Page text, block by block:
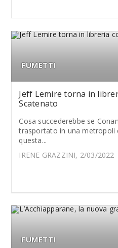
FUMETTI
Jeff Lemire torna in
Scatenato
Cosa succederebbe se
trasportato in una metropoli
questa...
IRENE GRAZZINI, 2/03/2022
FUMETTI